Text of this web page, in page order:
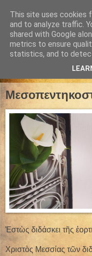
Ἑστὼς διδάσκει τῆς
Χριστὸς Μεσσίας τῶν
This site uses cookies
and to analyze traffic.
shared with Google
metrics to ensure
statistics, and to